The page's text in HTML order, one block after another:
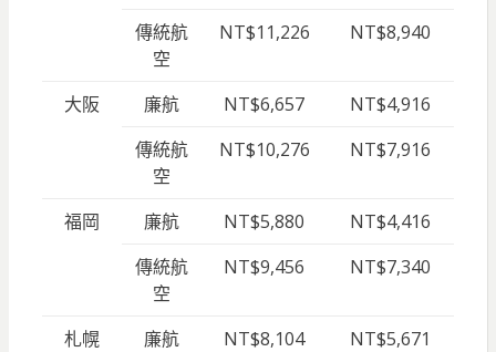
傳統航
空
NT$11,226 NT$8,940
大阪 廉航 NT$6,657
NT$4,916
傳統航
空
NT$10,276 NT$7,916
福岡 廉航 NT$5,880
NT$4,416
傳統航
空
NT$9,456 NT$7,340
札幌 廉航 NT$8,104
NT$5,671